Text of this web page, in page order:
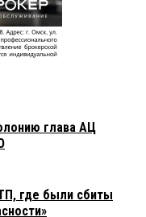
глава АЦ
где были сбиты